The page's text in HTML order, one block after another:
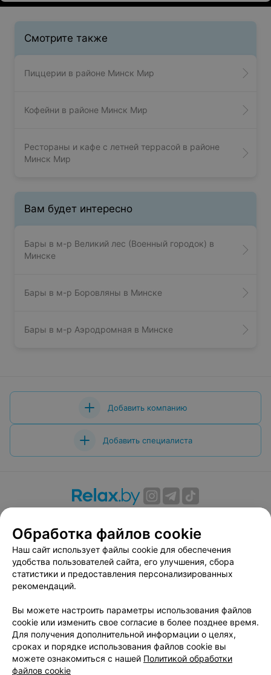
Смотрите также
Пиццерии в районе Минск Мир
Кофейни в районе Минск Мир
Рестораны и кафе с летней террасой в районе
Минск Мир
Вам будет интересно
Бары в м-р Великий лес (Военный городок) в
Минске
Бары в м-р Боровляны в Минске
Бары в м-р Аэродромная в Минске
Добавить компанию
Добавить специалиста
Вакансии
Публичный договор
Способы оплаты
Публичный договор по использованию сервиса
«Афиша»
Пользовательское соглашение
Связаться по вопросам сотрудничества
Написать руководителю relax.by
Персональные настройки cookie
Обработка персональных данных
Обработка файлов cookie
Наш сайт использует файлы cookie для обеспечения
удобства пользователей сайта, его улучшения, сбора
статистики и предоставления персонализированных
рекомендаций.
Вы можете настроить параметры использования файлов
cookie или изменить свое согласие в более позднее время.
Для получения дополнительной информации о целях,
сроках и порядке использования файлов cookie вы
можете ознакомиться с нашей Политикой обработки
файлов cookie